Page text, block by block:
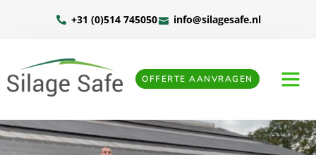
+31 (0)514 745050 info@silagesafe.nl
OFFERTE AANVRAGEN